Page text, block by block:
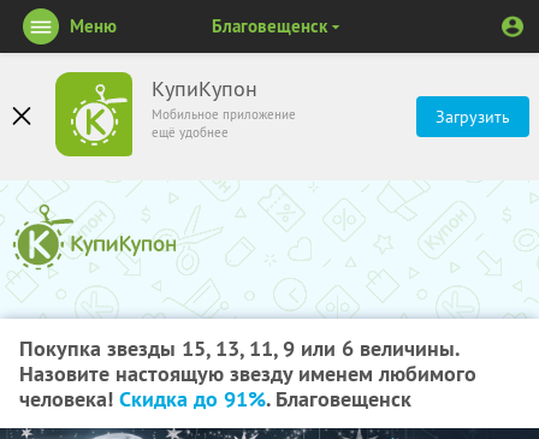
КупиКупон
Мобильное приложение
ещё удобнее
Загрузить
Меню Благовещенск
Покупка звезды 15, 13, 11, 9 или 6 величины.
Назовите настоящую звезду именем любимого
человека! Скидка до 91%. Благовещенск